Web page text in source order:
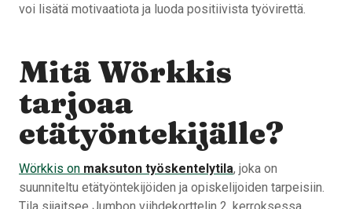
voi lisätä motivaatiota ja luoda positiivista työvirettä.
Mitä Wörkkis
tarjoaa
etätyöntekijälle?
Wörkkis on maksuton työskentelytila, joka on
suunniteltu etätyöntekijöiden ja opiskelijoiden tarpeisiin.
Tila sijaitsee Jumbon viihdekorttelin 2. kerroksessa,